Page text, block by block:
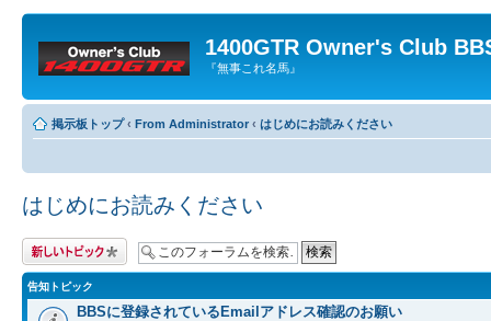
1400GTR Owner's Club
『無事これ名馬』
掲示板トップ ‹ From Administrator ‹ はじめにお読みください
はじめにお読みください
トピックを投稿す
る
告知トピック
BBSに登録されているEmailアドレス確認のお願い